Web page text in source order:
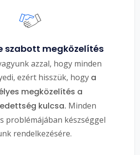
szabott megközelítés
azzal, hogy minden
ezért hisszük, hogy a
megközelítés a
kulcsa. Minden
problémájában készséggel
rendelkezésére.